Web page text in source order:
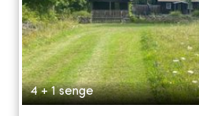
4 + 1 senge